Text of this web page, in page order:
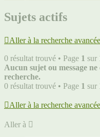
Sujets actifs
Aller à la recherche avancée
0 résultat trouvé • Page 1 sur
Aucun sujet ou message
recherche.
0 résultat trouvé • Page 1 sur
Aller à la recherche avancée
Aller à